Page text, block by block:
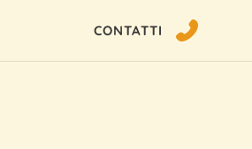
CONTATTI